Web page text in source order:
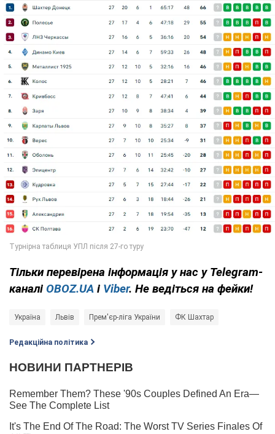
Тільки перевірена інформація у нас у Telegram-
каналі OBOZ.UA і Viber. Не ведіться на фейки!
Україна Львів Прем'єр-ліга України ФК Шахтар
Редакційна політика